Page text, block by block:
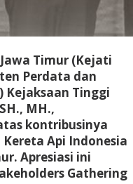
Timur (Kejati
Perdata dan
Kejaksaan Tinggi
MH.,
kontribusinya
Api Indonesia
Apresiasi ini
Gathering